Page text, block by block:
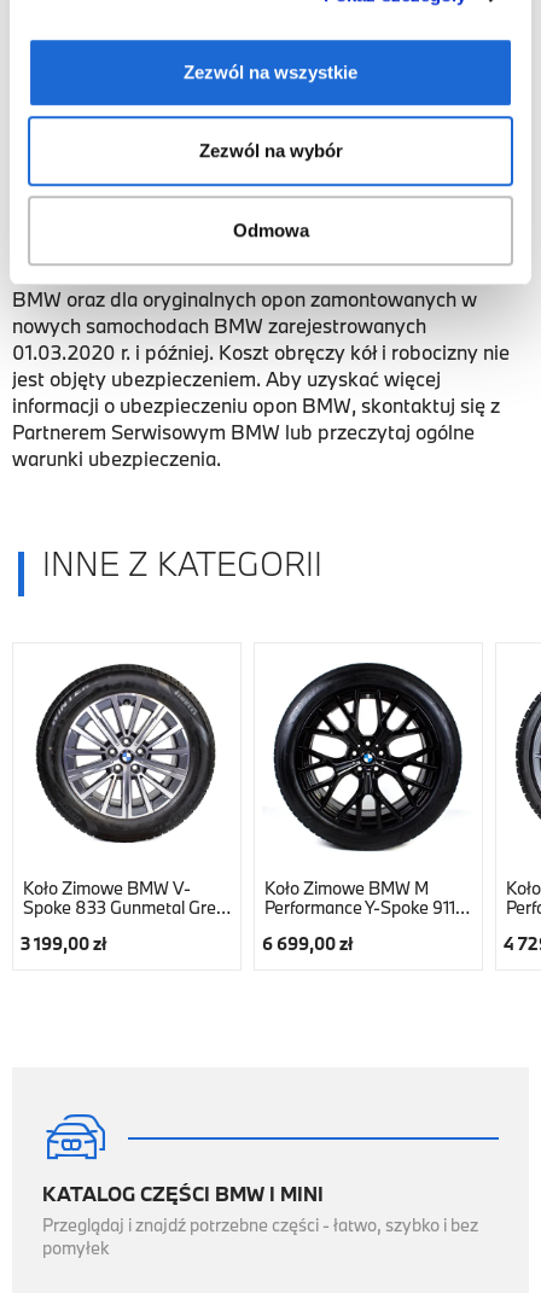
Zezwól na wszystkie
Zezwól na wybór
Odmowa
specjalnie dla Twojego BMW – bez kombinowania, bez ryzyka i
bez ukrytych kosztów.
Miej pewność, że wszystko będzie działało idealnie od pierwszego
*Ubezpieczenie opon BMW to produkt Allianz
Versicherungs-AG. Obowiązuje dla wszystkich opon i
kompletnych kół zakupionych u Partnera Serwisowego
BMW oraz dla oryginalnych opon zamontowanych w
nowych samochodach BMW zarejestrowanych
01.03.2020 r. i później. Koszt obręczy kół i robocizny nie
jest objęty ubezpieczeniem. Aby uzyskać więcej
informacji o ubezpieczeniu opon BMW, skontaktuj się z
Partnerem Serwisowym BMW lub przeczytaj ogólne
warunki ubezpieczenia.
INNE Z KATEGORII
Koło Zimowe BMW V-
Spoke 833 Gunmetal Grey
3 199,00 zł
Koło Zimowe BMW M
Performance Y-Spoke 911M
6 699,00 zł 4

KATALOG CZĘŚCI BMW I MINI
Przeglądaj i znajdź potrzebne części - łatwo, szybko i bez
pomyłek